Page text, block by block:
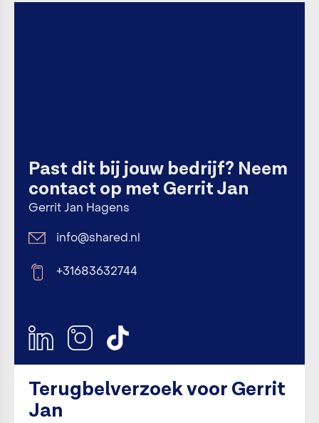
Past dit bij jouw bedrijf? Neem
contact op met Gerrit Jan
Gerrit Jan Hagens
info@shared.nl
+31683632744
Terugbelverzoek voor Gerrit
Jan